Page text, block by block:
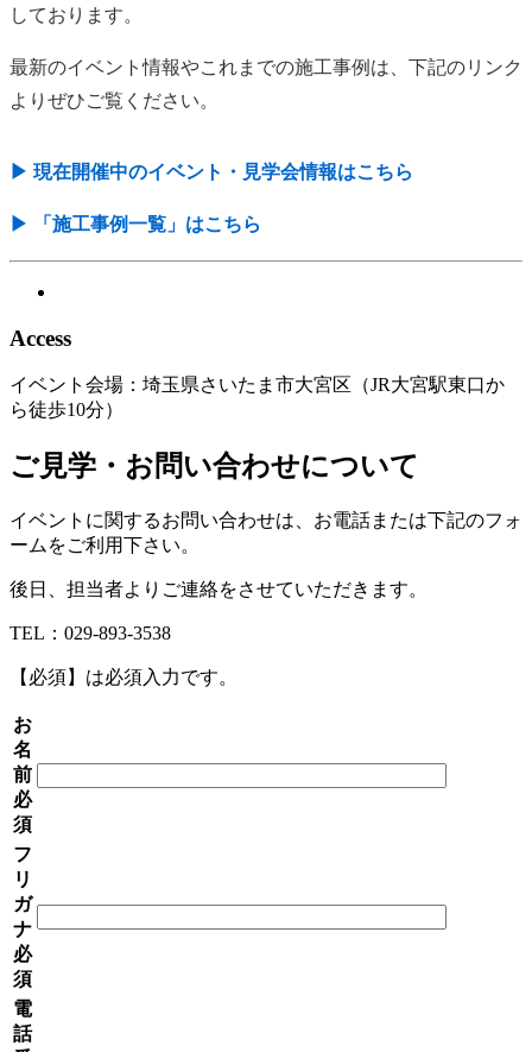
しております。
最新のイベント情報やこれまでの施工事例は、下記のリンク
よりぜひご覧ください。
▶︎ 現在開催中のイベント・見学会情報はこちら
▶︎ 「施工事例一覧」はこちら
Access
イベント会場：埼玉県さいたま市大宮区（JR大宮駅東口か
ら徒歩10分）
ご見学・お問い合わせについて
イベントに関するお問い合わせは、お電話または下記のフォ
ームをご利用下さい。
後日、担当者よりご連絡をさせていただきます。
TEL：029-893-3538
【必須】 は必須入力です。
お
名
前
必
須
フ
リ
ガ
ナ
必
須
電
話